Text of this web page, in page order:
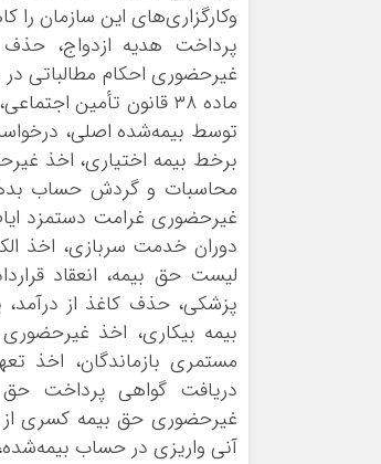
وکارگزاری‌های این سازمان
پرداخت هدیه ازدواج، حذف
غیرحضوری احکام مطالباتی
ماده ٣٨ قانون تأمین
توسط بیمه‌شده اصلی،
برخط بیمه اختیاری، اخذ
محاسبات و گردش حساب
غیرحضوری غرامت دستمزد
دوران خدمت سربازی، اخذ
لیست حق بیمه، انعقاد
پزشکی، حذف کاغذ از
بیمه بیکاری، اخذ
مستمری بازماندگان، اخذ
دریافت گواهی پرداخت
غیرحضوری حق بیمه کسری از
آنی واریزی در حساب بیمه‌شده، کارفرما ٣٠ خدمت طرح ٣٠٧٠